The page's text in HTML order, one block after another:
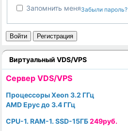
Запомнить меняЗабыли пароль?
Войти Регистрация
Виртуальный VDS/VPS
Cервер VDS/VPS
Процессоры Xeon 3.2 ГГц
AMD Epyc до 3.4 ГГц
CPU-1. RAM-1. SSD-15ГБ249руб.